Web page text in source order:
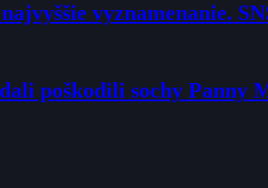
vyznamenanie.
poškodili sochy Panny